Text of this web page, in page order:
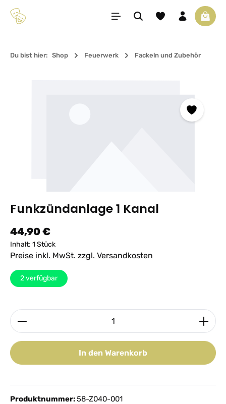
Zum Hauptinhalt springen Du hast 0 Produkte
Du bist hier: Shop Feuerwerk Fackeln und Zubehör
Funkzündanlage 1 Kanal
Regulärer Preis:
44,90 €
Inhalt: 1 Stück
Preise inkl. MwSt. zzgl. Versandkosten
2verfügbar
Produkt Anzahl: Gib den gewünschten Wert ein
In den Warenkorb
Produktnummer:58-Z040-001